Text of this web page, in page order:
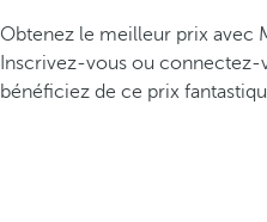
Obtenez le meilleur prix avec
Inscrivez-vous ou connectez-
bénéficiez de ce prix